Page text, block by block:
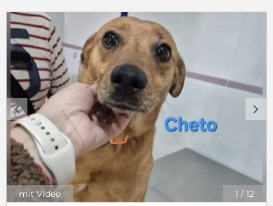
1 / 12
c d
mit Video